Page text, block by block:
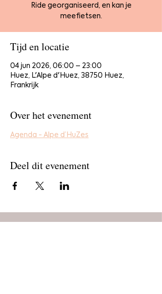
Ride georganiseerd, en kan je
meefietsen.
Tijd en locatie
04 jun 2026, 06:00 – 23:00
Huez, L'Alpe d'Huez, 38750 Huez,
Frankrijk
Over het evenement
Agenda - Alpe d’HuZes
Deel dit evenement